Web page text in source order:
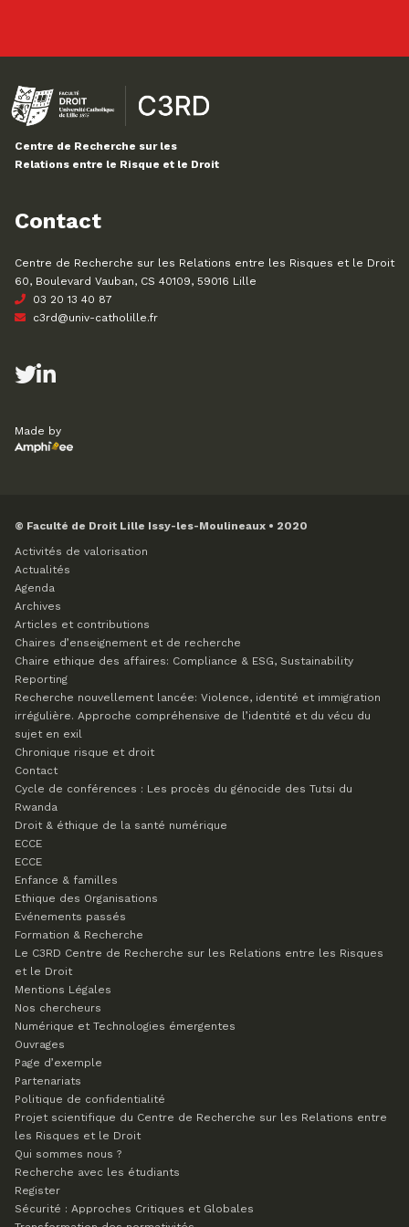
Centre de Recherche sur les
Relations entre le Risque et le Droit
Contact
Centre de Recherche sur les Relations entre les Risques et le Droit
60, Boulevard Vauban, CS 40109, 59016 Lille
03 20 13 40 87
c3rd@univ-catholille.fr
Made by
© Faculté de Droit Lille Issy-les-Moulineaux • 2020
Activités de valorisation
Actualités
Agenda
Archives
Articles et contributions
Chaires d’enseignement et de recherche
Chaire ethique des affaires: Compliance & ESG, Sustainability
Reporting
Recherche nouvellement lancée: Violence, identité et immigration
irrégulière. Approche compréhensive de l’identité et du vécu du
sujet en exil
Chronique risque et droit
Contact
Cycle de conférences : Les procès du génocide des Tutsi du
Rwanda
Droit & éthique de la santé numérique
ECCE
ECCE
Enfance & familles
Ethique des Organisations
Evénements passés
Formation & Recherche
Le C3RD Centre de Recherche sur les Relations entre les Risques
et le Droit
Mentions Légales
Nos chercheurs
Numérique et Technologies émergentes
Ouvrages
Page d’exemple
Partenariats
Politique de confidentialité
Projet scientifique du Centre de Recherche sur les Relations entre
les Risques et le Droit
Qui sommes nous ?
Recherche avec les étudiants
Register
Sécurité : Approches Critiques et Globales